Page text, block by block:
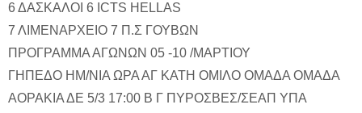
6 ΔΑΣΚΑΛΟΙ 6 ICTS HELLAS
7 ΛΙΜΕΝΑΡΧΕΙΟ 7 Π.Σ ΓΟΥΒΩΝ
ΠΡΟΓΡΑΜΜΑ ΑΓΩΝΩΝ 05 -10 /ΜΑΡΤΙΟΥ
ΓΗΠΕΔΟ ΗΜ/ΝΙΑ ΩΡΑ ΑΓ ΚΑΤΗ ΟΜΙΛΟ ΟΜΑΔΑ ΟΜΑΔΑ
ΑΟΡΑΚΙΑ ΔΕ 5/3 17:00 Β Γ ΠΥΡΟΣΒΕΣ/ΣΕΑΠ ΥΠΑ